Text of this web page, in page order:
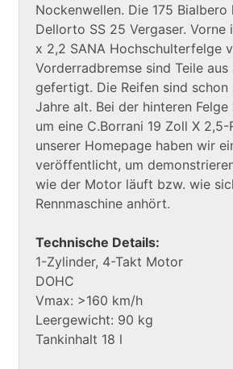
Nockenwellen. Die 175 Bialbero
Dellorto SS 25 Vergaser. Vorne
x 2,2 SANA Hochschulterfelge
Vorderradbremse sind Teile aus
gefertigt. Die Reifen sind schon
Jahre alt. Bei der hinteren
um eine C.Borrani 19 Zoll X
unserer Homepage haben wir
veröffentlicht, um
wie der Motor läuft bzw. wie
Rennmaschine anhört.
Technische Details:
1-Zylinder, 4-Takt Motor
DOHC
Vmax: >160 km/h
Leergewicht: 90 kg
Tankinhalt 18 l